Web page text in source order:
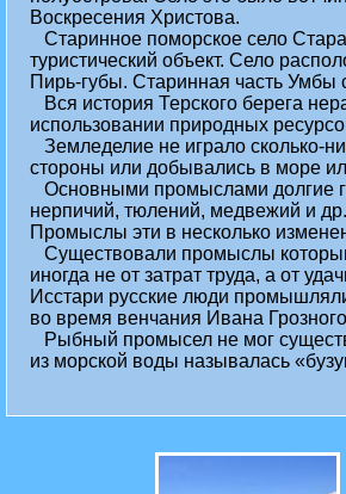
Воскресения Христова.
Старинное поморское село
туристический объект. Село
Пирь-губы. Старинная часть
Вся история Терского берега
использовании природных
Земледелие не играло сколько-
стороны или добывались в море
Основными промыслами долгие
нерпичий, тюлений, медвежий и
Промыслы эти в несколько
Существовали промыслы
иногда не от затрат труда, а от
Исстари русские люди
во время венчания Ивана
Рыбный промысел не мог
из морской воды называлась